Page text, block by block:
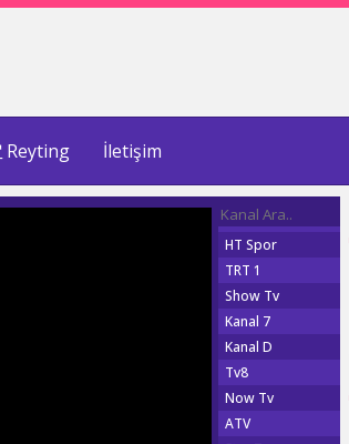
Reyting İletişim
HT Spor
TRT 1
Show Tv
Kanal 7
Kanal D
Tv8
Now Tv
ATV